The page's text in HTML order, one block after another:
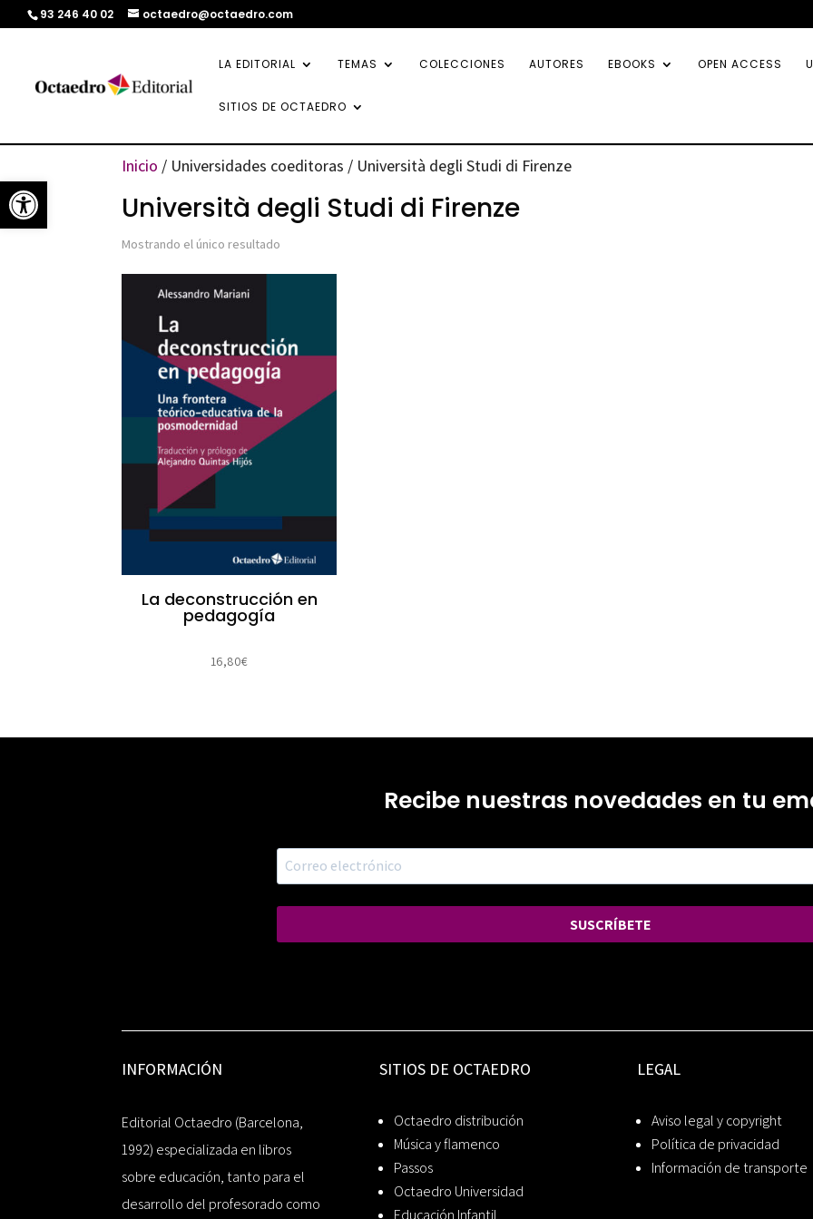
Abrir barra de herramientas
93 246 40 02 octaedro@octaedro.com
LA EDITORIAL TEMAS COLECCIONES AUTORES EBOOKS OPEN ACCESS
SITIOS DE OCTAEDRO
Inicio / Universidades coeditoras / Università degli Studi di Firenze
Università degli Studi di Firenze
Mostrando el único resultado
La deconstrucción en
pedagogía
16,80€
Recibe nuestras novedades en tu
SUSCRÍBETE
INFORMACIÓN
Editorial Octaedro (Barcelona,
1992) especializada en libros
sobre educación, tanto para el
desarrollo del profesorado como
SITIOS DE OCTAEDRO
Octaedro distribución
Música y flamenco
Passos
Octaedro Universidad
Educación Infantil
LEGAL
Aviso legal y copyright
Política de privacidad
Información de transporte